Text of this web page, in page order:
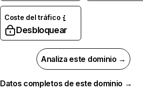
Coste del tráfico
Desbloquear
Analiza este dominio →
Datos completos de este dominio →